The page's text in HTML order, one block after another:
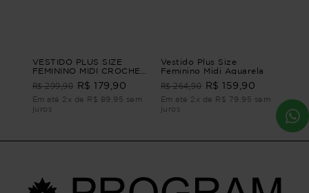
VESTIDO PLUS SIZE
FEMININO MIDI CROCHET
ITAMARACA Preto G4
R$ 299,90 R$ 179,90
Em até 2x de R$ 89,95 sem
juros
Vestido Plus Size
Feminino Midi Aquarela
R$ 264,90 R$ 159,90
Em até 2x de R$ 79,95 sem
juros